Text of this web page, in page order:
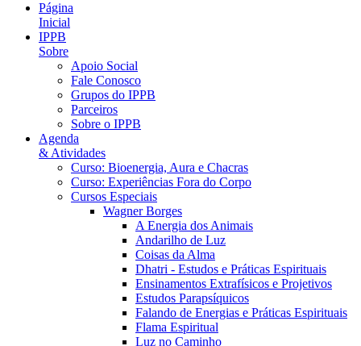
Página
Inicial
IPPB
Sobre
Apoio Social
Fale Conosco
Grupos do IPPB
Parceiros
Sobre o IPPB
Agenda
& Atividades
Curso: Bioenergia, Aura e Chacras
Curso: Experiências Fora do Corpo
Cursos Especiais
Wagner Borges
A Energia dos Animais
Andarilho de Luz
Coisas da Alma
Dhatri - Estudos e Práticas Espirituais
Ensinamentos Extrafísicos e Projetivos
Estudos Parapsíquicos
Falando de Energias e Práticas Espirituais
Flama Espiritual
Luz no Caminho